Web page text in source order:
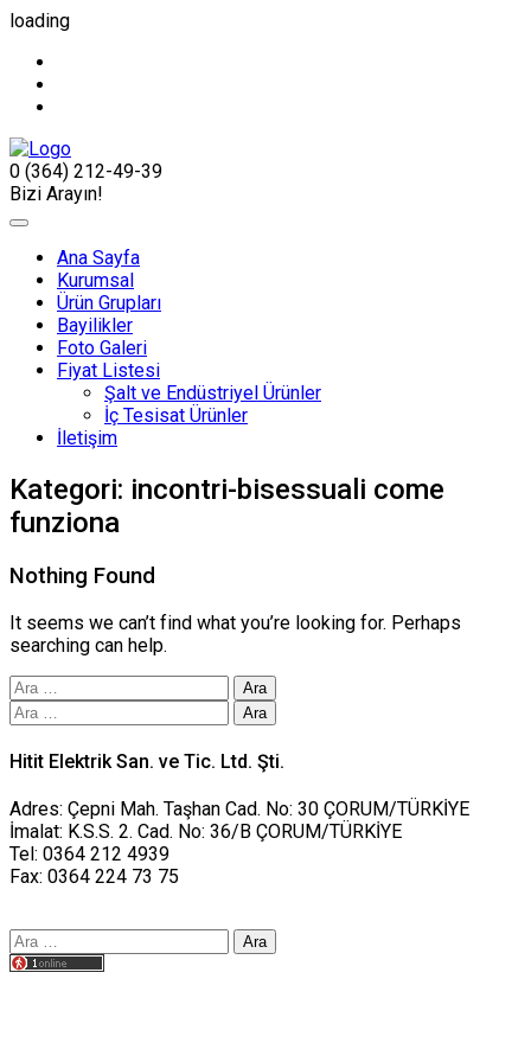
loading
0 (364) 212-49-39
Bizi Arayın!
Ana Sayfa
Kurumsal
Ürün Grupları
Bayilikler
Foto Galeri
Fiyat Listesi
Şalt ve Endüstriyel Ürünler
İç Tesisat Ürünler
İletişim
Kategori: incontri-bisessuali come
funziona
Nothing Found
It seems we can’t find what you’re looking for. Perhaps
searching can help.
Arama:
Arama:
Hitit Elektrik San. ve Tic. Ltd. Şti.
Adres: Çepni Mah. Taşhan Cad. No: 30 ÇORUM/TÜRKİYE
İmalat: K.S.S. 2. Cad. No: 36/B ÇORUM/TÜRKİYE
Tel: 0364 212 4939
Fax: 0364 224 73 75
Arama: